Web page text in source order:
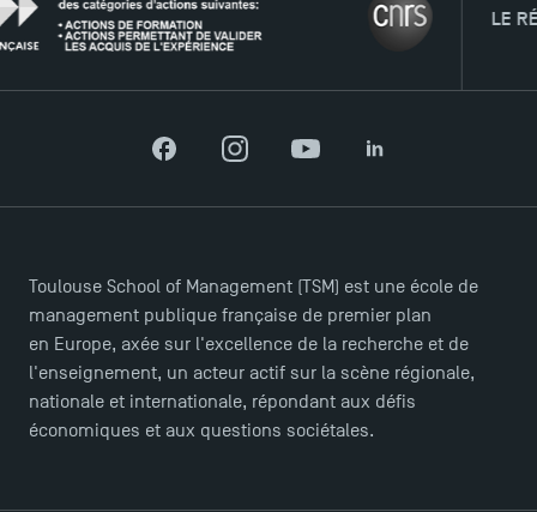
LE RÉSEAU
FacebookInstagramYouTubeLinkedIn
Toulouse School of Management (TSM) est une école de
management publique française de premier plan
en Europe, axée sur l'excellence de la recherche et de
l'enseignement, un acteur actif sur la scène régionale,
nationale et internationale, répondant aux défis
économiques et aux questions sociétales.